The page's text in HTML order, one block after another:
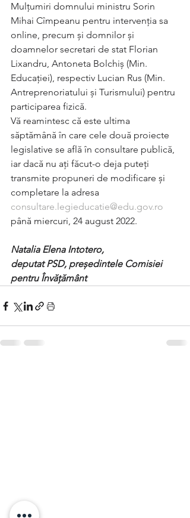
Mulțumiri domnului ministru Sorin
Mihai Cîmpeanu pentru intervenția sa
online, precum și domnilor și
doamnelor secretari de stat Florian
Lixandru, Antoneta Bolchiș (Min.
Educației), respectiv Lucian Rus (Min.
Antreprenoriatului și Turismului) pentru
participarea fizică.
Vă reamintesc că este ultima
săptămână în care cele două proiecte
legislative se află în consultare publică,
iar dacă nu ați făcut-o deja puteți
transmite propuneri de modificare și
completare la adresa
consultare.legieducatie@edu.gov.ro
până miercuri, 24 august 2022.
Natalia Elena Intotero,
deputat PSD, președintele Comisiei
pentru Învățământ